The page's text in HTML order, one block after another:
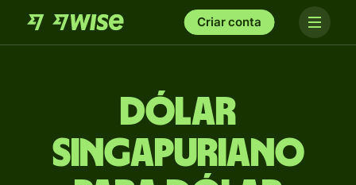
Criar conta
Dólar
singapuriano